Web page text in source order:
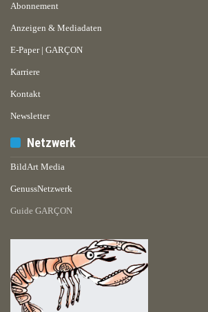
Abonnement
Anzeigen & Mediadaten
E-Paper | GARÇON
Karriere
Kontakt
Newsletter
Netzwerk
BildArt Media
GenussNetzwerk
Guide GARÇON